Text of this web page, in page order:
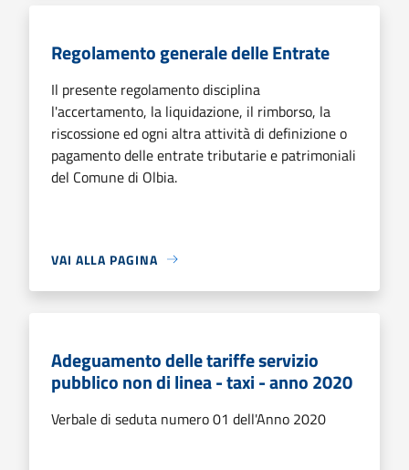
Regolamento generale delle Entrate
Il presente regolamento disciplina
l'accertamento, la liquidazione, il rimborso, la
riscossione ed ogni altra attività di definizione o
pagamento delle entrate tributarie e patrimoniali
del Comune di Olbia.
VAI ALLA PAGINA
Adeguamento delle tariffe servizio
pubblico non di linea - taxi - anno 2020
Verbale di seduta numero 01 dell'Anno 2020